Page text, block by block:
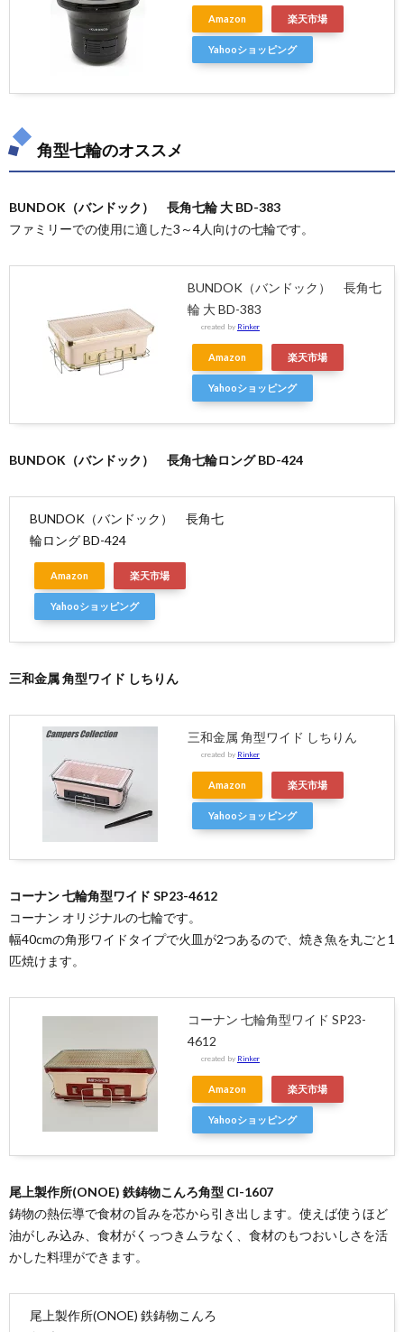
Amazon 楽天市場
Yahooショッピング
角型七輪のオススメ
BUNDOK（バンドック） 長角七輪 大 BD-383
ファミリーでの使用に適した3～4人向けの七輪です。
BUNDOK（バンドック） 長角七
輪 大 BD-383
created by Rinker
Amazon 楽天市場
Yahooショッピング
BUNDOK（バンドック） 長角七輪ロング BD-424
BUNDOK（バンドック） 長角七
輪ロング BD-424
Amazon 楽天市場
Yahooショッピング
三和金属 角型ワイド しちりん
三和金属 角型ワイド しちりん
created by Rinker
Amazon 楽天市場
Yahooショッピング
コーナン 七輪角型ワイド SP23-4612
コーナン オリジナルの七輪です。
幅40cmの角形ワイドタイプで火皿が2つあるので、焼き魚を丸ごと1
匹焼けます。
コーナン 七輪角型ワイド SP23-
4612
created by Rinker
Amazon 楽天市場
Yahooショッピング
尾上製作所(ONOE) 鉄鋳物こんろ角型 CI-1607
鋳物の熱伝導で食材の旨みを芯から引き出します。使えば使うほど
油がしみ込み、食材がくっつきムラなく、食材のもつおいしさを活
かした料理ができます。
尾上製作所(ONOE) 鉄鋳物こんろ